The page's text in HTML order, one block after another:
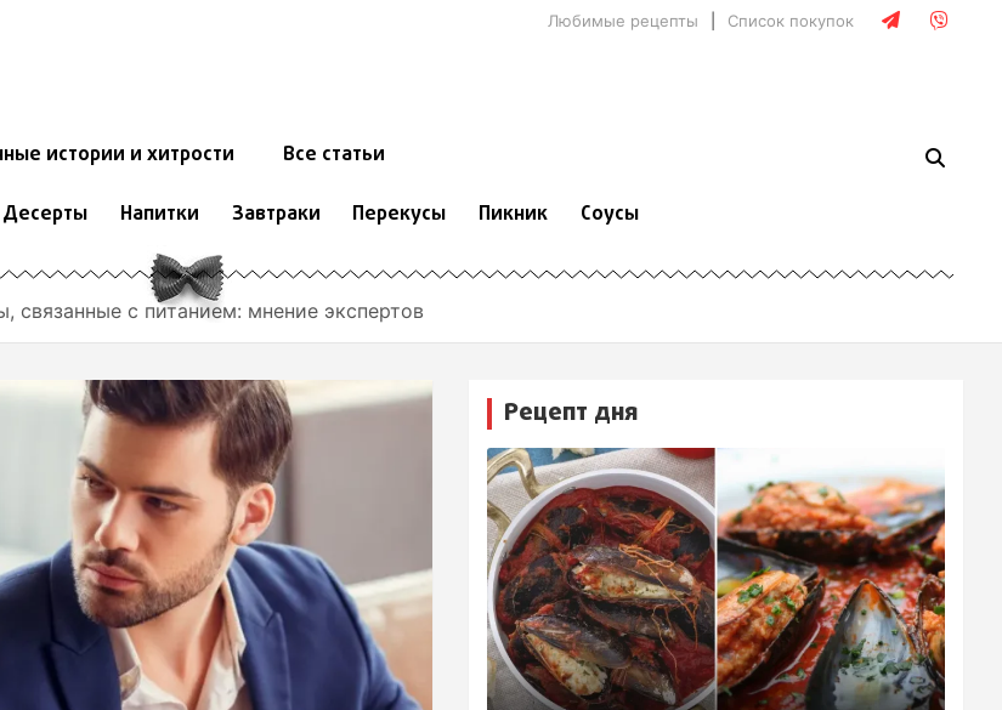
Любимые рецепты Список покупок
истории и хитрости Все статьи
Десерты Напитки Завтраки Перекусы Пикник Соусы
связанные с питанием: мнение экспертов
Рецепт дня